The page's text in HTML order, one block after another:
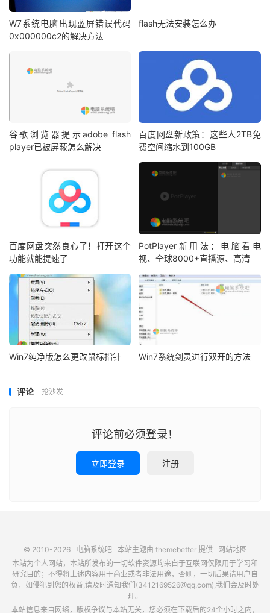
W7系统电脑出现蓝屏错误代码
0x000000c2的解决方法
flash无法安装怎么办
谷歌浏览器提示adobe flash
player已被屏蔽怎么解决
百度网盘新政策：这些人2TB免
费空间缩水到100GB
百度网盘突然良心了！打开这个
功能就能提速了
PotPlayer新用法：电脑看电
视、全球8000+直播源、高清
Win7纯净版怎么更改鼠标指针 Win7系统剑灵进行双开的方法
评论 抢沙发
评论前必须登录！
立即登录 注册
© 2010-2026 电脑系统吧本站主题由 themebetter提供
网站地图
本站为个人网站，本站所发布的一切软件资源均来自于互联网仅限用于学习和
研究目的；不得将上述内容用于商业或者非法用途，否则，一切后果请用户自
负，如侵犯到您的权益,请及时通知我们(3412169526@qq.com),我们会及时处
理。
本站信息来自网络，版权争议与本站无关，您必须在下载后的24个小时之内，